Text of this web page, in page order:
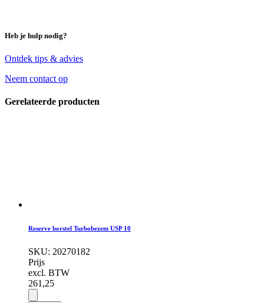
Heb je hulp nodig?
Ontdek tips & advies
Neem contact op
Gerelateerde producten
Reserve borstel Turbobezem USP 10
SKU: 20270182
Prijs
excl. BTW
261,25